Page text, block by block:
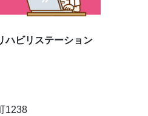
ハビリステーション
1238